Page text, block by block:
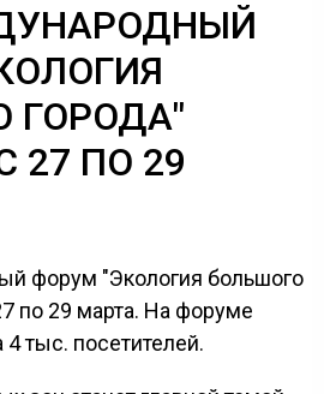
ГОРОДА"
27 ПО 29
форум "Экология большого
по 29 марта. На форуме
тыс. посетителей.